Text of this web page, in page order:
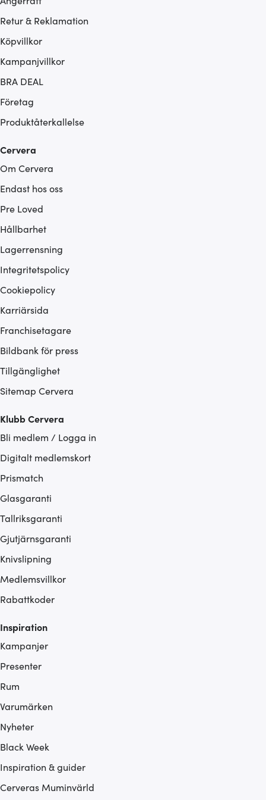
Retur & Reklamation
Köpvillkor
Kampanjvillkor
BRA DEAL
Företag
Produktåterkallelse
Cervera
Om Cervera
Endast hos oss
Pre Loved
Hållbarhet
Lagerrensning
Integritetspolicy
Cookiepolicy
Karriärsida
Franchisetagare
Bildbank för press
Tillgänglighet
Sitemap Cervera
Klubb Cervera
Bli medlem / Logga in
Digitalt medlemskort
Prismatch
Glasgaranti
Tallriksgaranti
Gjutjärnsgaranti
Knivslipning
Medlemsvillkor
Rabattkoder
Inspiration
Kampanjer
Presenter
Rum
Varumärken
Nyheter
Black Week
Inspiration & guider
Cerveras Muminvärld